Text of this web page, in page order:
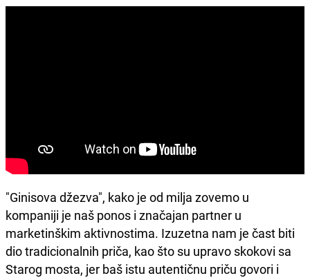
"Ginisova džezva", kako je od milja zovemo u
kompaniji je naš ponos i značajan partner u
marketinškim aktivnostima. Izuzetna nam je čast biti
dio tradicionalnih priča, kao što su upravo skokovi sa
Starog mosta, jer baš istu autentičnu priču govori i